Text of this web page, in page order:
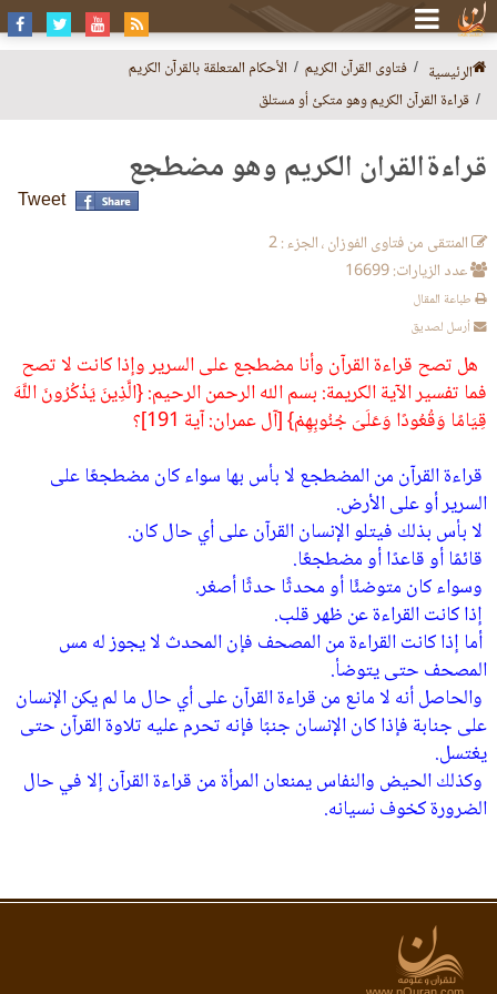
الرئيسية فتاوى القرآن الكريم
الأحكام المتعلقة بالقرآن الكريم
قراءة القرآن الكريم وهو متكئ أو مستلق
قراءةالقرآن الكريم وهو مضطجع
Tweet
المنتقى من فتاوى الفوزان ، الجزء : 2
عدد الزيارات: 16699
طباعة المقال
أرسل لصديق
هل تصح قراءة القرآن وأنا مضطجع على السرير وإذا كانت لا تصح
فما تفسير الآية الكريمة‏:‏ بسم الله الرحمن الرحيم‏:‏ ‏{‏الَّذِينَ يَذْكُرُونَ اللَّهَ
قِيَامًا وَقُعُودًا وَعَلَىَ جُنُوبِهِمْ‏}‏ ‏[‏آل عمران‏:‏ آية 191‏]‏‏؟
‏ قراءة القرآن من المضطجع لا بأس بها سواء كان مضطجعًا على
السرير أو على الأرض‏.
‏ لا بأس بذلك فيتلو الإنسان القرآن على أي حال كان‏.
‏ قائمًا أو قاعدًا أو مضطجعًا‏.
‏ وسواء كان متوضئًا أو محدثًا حدثًا أصغر‏.
‏ إذا كانت القراءة عن ظهر قلب‏.
‏ أما إذا كانت القراءة من المصحف فإن المحدث لا يجوز له مس
المصحف حتى يتوضأ‏.
‏ والحاصل أنه لا مانع من قراءة القرآن على أي حال ما لم يكن الإنسان
على جنابة فإذا كان الإنسان جنبًا فإنه تحرم عليه تلاوة القرآن حتى
يغتسل‏.
‏ وكذلك الحيض والنفاس يمنعان المرأة من قراءة القرآن إلا في حال
الضرورة كخوف نسيانه‏.